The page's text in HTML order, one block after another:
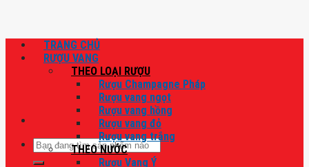
Tìm
kiếm:
TRANG CHỦ
RƯỢU VANG
THEO LOẠI RƯỢU
Rượu Champagne Pháp
Rượu vang ngọt
Rượu vang hồng
Rượu vang đỏ
Rượu vang trắng
THEO NƯỚC
Rượu Vang Ý